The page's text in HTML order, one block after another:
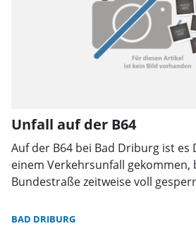
Unfall auf der B64
Auf der B64 bei Bad Driburg ist es
einem Verkehrsunfall gekommen,
Bundestraße zeitweise voll
BAD DRIBURG